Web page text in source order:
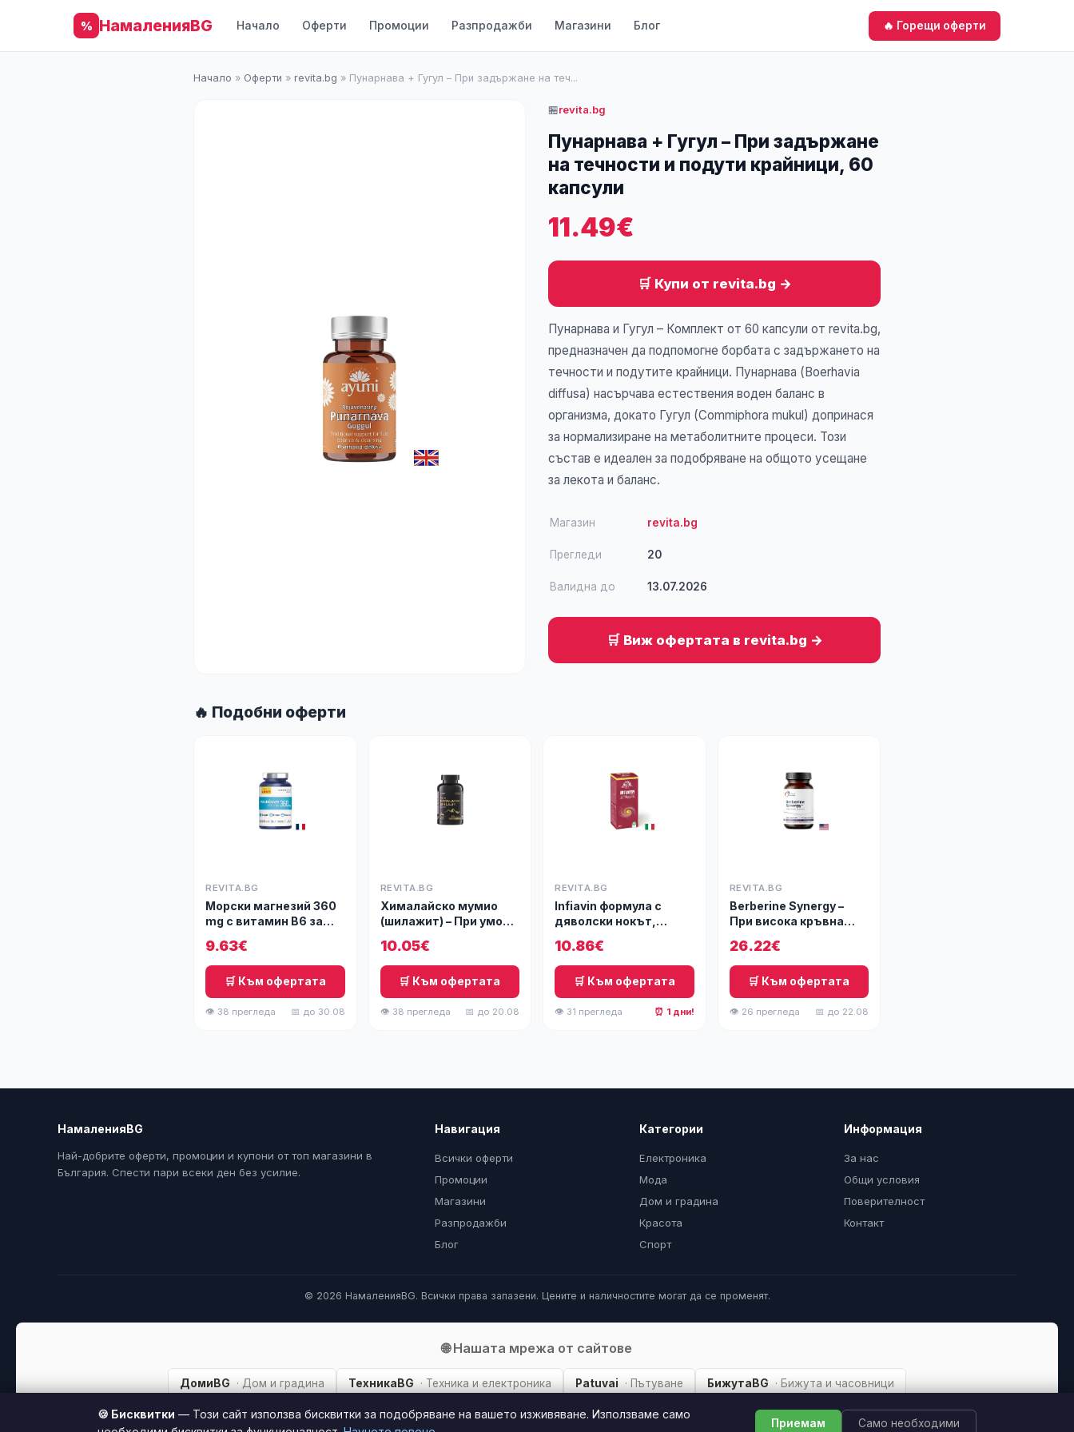
% НамаленияBG Начало Оферти Промоции Разпродажби Магазини Блог 🔥 Горещи оферти
Начало » Оферти » revita.bg » Пунарнава + Гугул – При задържане на теч...
🏪revita.bg
Пунарнава + Гугул – При задържане
на течности и подути крайници, 60
капсули
11.49€
🛒 Купи от revita.bg →
Пунарнава и Гугул – Комплект от 60 капсули от revita.bg,
предназначен да подпомогне борбата с задържането на
течности и подутите крайници. Пунарнава (Boerhavia
diffusa) насърчава естествения воден баланс в
организма, докато Гугул (Commiphora mukul) допринася
за нормализиране на метаболитните процеси. Този
състав е идеален за подобряване на общото усещане
за лекота и баланс.
Магазин revita.bg
Прегледи 20
Валидна до 13.07.2026
🛒 Виж офертата в revita.bg →
🔥 Подобни оферти
REVITA.BG
Морски магнезий 360
mg с витамин B6 за
система, 180 таблетки
9.63€
🛒 Към офертата
👁 38 прегледа 📅 до 30.08
REVITA.BG
Хималайско мумио
(шилажит) – При умора
500 mg, 60 капсули
10.05€
🛒 Към офертата
👁 38 прегледа 📅 до 20.08
REVITA.BG
Infiavin формула с
дяволски нокът,
- При болка в ставите,
42 капсули
10.86€
🛒 Към офертата
👁 31 прегледа ⏰ 1 дни!
REVITA.BG
Berberine Synergy –
При висока кръвна
mg + алфа-липоева
киселина 50 mg, 60
капсули
26.22€
🛒 Към офертата
👁 26 прегледа 📅 до 22.08
НамаленияBG
Най-добрите оферти, промоции и купони от топ магазини в
България. Спести пари всеки ден без усилие.
Навигация
Всички оферти
Промоции
Магазини
Разпродажби
Блог
Категории
Електроника
Мода
Дом и градина
Красота
Спорт
Информация
За нас
Общи условия
Поверителност
Контакт
© 2026 НамаленияBG. Всички права запазени. Цените и наличностите могат да се променят.
🌐 Нашата мрежа от сайтове
ДомиBG · Дом и градина ТехникаBG · Техника и електроника Patuvai · Пътуване БижутаBG · Бижута и часовници
🍪 Бисквитки — Този сайт използва бисквитки за подобряване на вашето изживяване. Използваме само
Приемам Само необходими